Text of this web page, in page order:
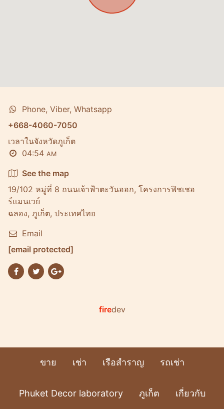
Phone, Viber, Whatsapp
+668-4060-7050
เวลาในจังหวัดภูเก็ต
04:54 AM
See the map
19/102 หมู่ที่ 8 ถนนเจ้าฟ้าตะวันออก, โครงการฟิชเชอ
ร์เเมนเวย์
ฉลอง, ภูเก็ต, ประเทศไทย
Email
[email protected]
firedev
ขาย เช่า เรือสำราญ รถเช่า
Phuket Decor laboratory ภูเก็ต เกี่ยวกับ